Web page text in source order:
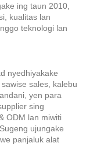
ing taun 2010,
kualitas lan
teknologi lan
nyedhiyakake
sales, kalebu
yen para
sing
ODM lan miwiti
ujungake
panjaluk alat